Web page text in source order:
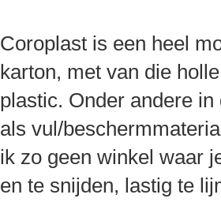
Coroplast is een heel
karton, met van die
plastic. Onder andere
als vul/
ik zo geen winkel waar
en te snijden, lastig te